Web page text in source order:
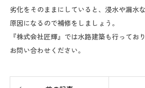
劣化をそのままにしていると、浸水や漏水
原因になるので補修をしましょう。
『株式会社匠輝』では水路建築も行ってお
お問い合わせください。